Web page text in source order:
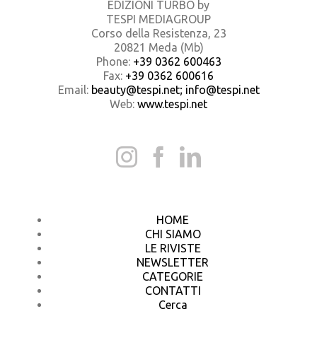
EDIZIONI TURBO by
TESPI MEDIAGROUP
Corso della Resistenza, 23
20821 Meda (Mb)
Phone: +39 0362 600463
Fax: +39 0362 600616
Email: beauty@tespi.net; info@tespi.net
Web: www.tespi.net
HOME
CHI SIAMO
LE RIVISTE
NEWSLETTER
CATEGORIE
CONTATTI
Cerca